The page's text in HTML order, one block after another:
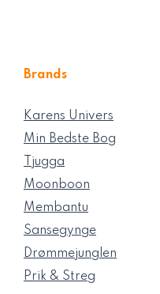
Brands
Karens Univers
Min Bedste Bog
Tjugga
Moonboon
Membantu
Sansegynge
Drømmejunglen
Prik & Streg